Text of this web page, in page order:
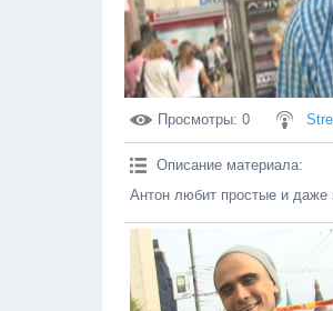
Просмотры: 0
Описание материала:
Антон любит простые и